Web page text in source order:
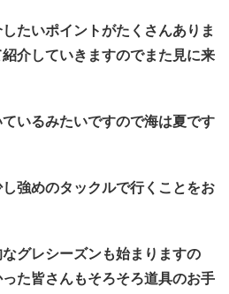
たいポイントがたくさんありま
介していきますのでまた見に来
いるみたいですので海は夏です
強めのタックルで行くことをお
グレシーズンも始まりますの
た皆さんもそろそろ道具のお手